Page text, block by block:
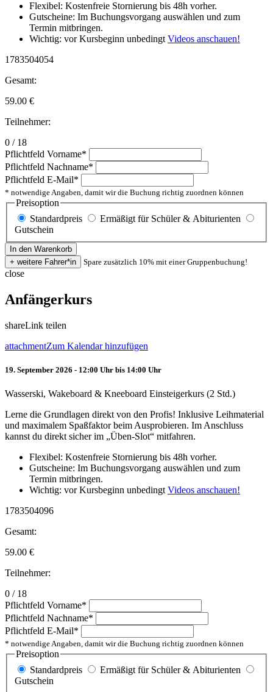
Flexibel: Kostenfreie Stornierung bis 48h vorher.
Gutscheine: Im Buchungsvorgang auswählen und zum
Termin mitbringen.
Wichtig: vor Kursbeginn unbedingt Videos anschauen!
1783504054
Gesamt:
59.00 €
Teilnehmer:
0 / 18
Pflichtfeld Vorname*
Pflichtfeld Nachname*
Pflichtfeld E-Mail*
* notwendige Angaben, damit wir die Buchung richtig zuordnen können
Preisoption
Standardpreis
Ermäßigt für Schüler & Abiturienten
Gutschein
Spare zusätzlich 10% mit einer Gruppenbuchung!
close
Anfängerkurs
shareLink teilen
attachmentZum Kalendar hinzufügen
19. September 2026 - 12:00 Uhr bis 14:00 Uhr
Wasserski, Wakeboard & Kneeboard Einsteigerkurs (2 Std.)
Lerne die Grundlagen direkt von den Profis! Inklusive Leihmaterial
und maximalem Spaßfaktor beim Ausprobieren. Im Anschluss
kannst du direkt sicher im „Üben-Slot“ mitfahren.
Flexibel: Kostenfreie Stornierung bis 48h vorher.
Gutscheine: Im Buchungsvorgang auswählen und zum
Termin mitbringen.
Wichtig: vor Kursbeginn unbedingt Videos anschauen!
1783504096
Gesamt:
59.00 €
Teilnehmer:
0 / 18
Pflichtfeld Vorname*
Pflichtfeld Nachname*
Pflichtfeld E-Mail*
* notwendige Angaben, damit wir die Buchung richtig zuordnen können
Preisoption
Standardpreis
Ermäßigt für Schüler & Abiturienten
Gutschein